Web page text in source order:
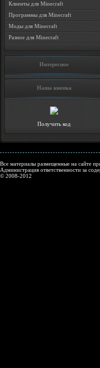
Клиенты для Minecraft
Программы для Minecraft
Моды для Minecraft
Разное для Minecraft
Интересное
Наша кнопка
Получить код
Все материалы размещенные на сайте
Администрация ответственности за
© 2008-2012